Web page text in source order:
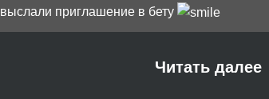
выслали приглашение в бету
Читать далее